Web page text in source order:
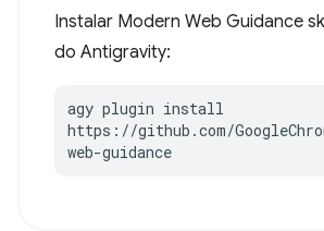
Instalar Modern Web Guidance
do Antigravity:
agy plugin install
https://github.com/
web-guidance